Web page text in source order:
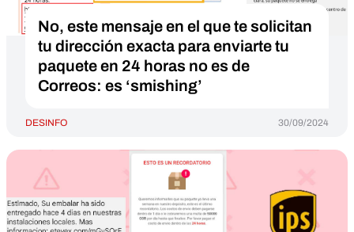
No, este mensaje en el que te solicitan
tu dirección exacta para enviarte tu
paquete en 24 horas no es de
Correos: es ‘smishing’
DESINFO 30/09/2024